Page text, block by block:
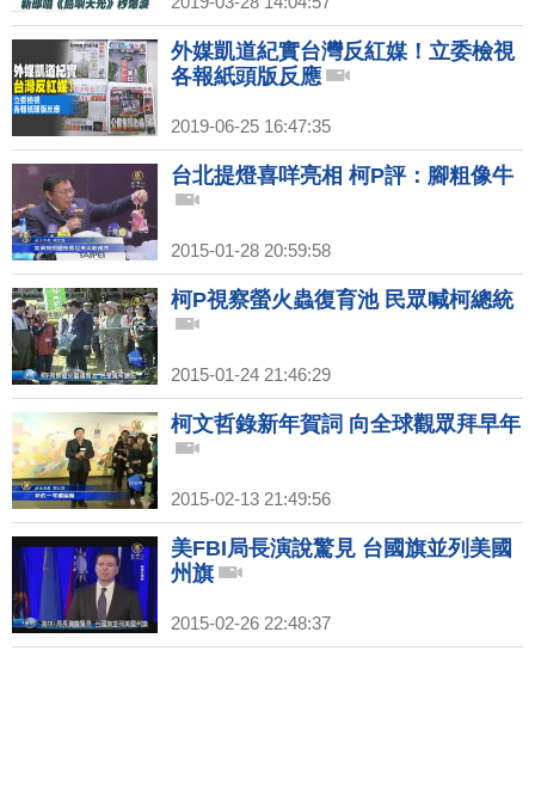
外媒凱道紀實台灣反紅媒！立委檢視
各報紙頭版反應
2019-06-25 16:47:35
台北提燈喜咩亮相 柯P評：腳粗像牛
2015-01-28 20:59:58
柯P視察螢火蟲復育池 民眾喊柯總統
2015-01-24 21:46:29
柯文哲錄新年賀詞 向全球觀眾拜早年
2015-02-13 21:49:56
美FBI局長演說驚見 台國旗並列美國
州旗
2015-02-26 22:48:37